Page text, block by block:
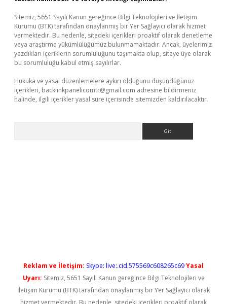
Sitemiz, 5651 Sayılı Kanun gereğince Bilgi Teknolojileri ve İletişim
Kurumu (BTK) tarafından onaylanmış bir Yer Sağlayıcı olarak hizmet
vermektedir. Bu nedenle, sitedeki içerikleri proaktif olarak denetleme
veya araştırma yükümlülüğümüz bulunmamaktadır. Ancak, üyelerimiz
yazdıkları içeriklerin sorumluluğunu taşımakta olup, siteye üye olarak
bu sorumluluğu kabul etmiş sayılırlar.
Hukuka ve yasal düzenlemelere aykırı olduğunu düşündüğünüz
içerikleri, backlinkpanelicomtr@gmail.com adresine bildirmeniz
halinde, ilgili içerikler yasal süre içerisinde sitemizden kaldırılacaktır.
Reklam ve İletişim: Skype: live:.cid.575569c608265c69Yasal
Uyarı: Sitemiz, 5651 Sayılı Kanun gereğince Bilgi Teknolojileri ve
İletişim Kurumu (BTK) tarafından onaylanmış bir Yer Sağlayıcı olarak
hizmet vermektedir. Bu nedenle, sitedeki içerikleri proaktif olarak